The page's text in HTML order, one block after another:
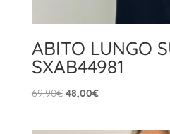
ABITO LUNGO
SXAB44981
69,90€ Il
48,00€Il